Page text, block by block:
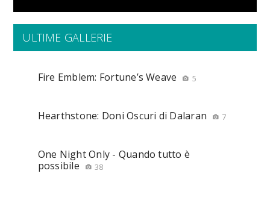
ULTIME GALLERIE
Fire Emblem: Fortune’s Weave 5
Hearthstone: Doni Oscuri di Dalaran 7
One Night Only - Quando tutto è
possibile
38